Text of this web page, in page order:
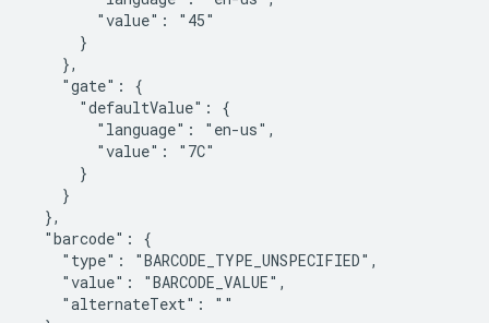
        "value": "45"
      }
    },
    "gate": {
      "defaultValue": {
        "language": "en-us",
        "value": "7C"
      }
    }
  },
  "barcode": {
    "type": "BARCODE_TYPE_UNSPECIFIED",
    "value": "BARCODE_VALUE",
    "alternateText": ""